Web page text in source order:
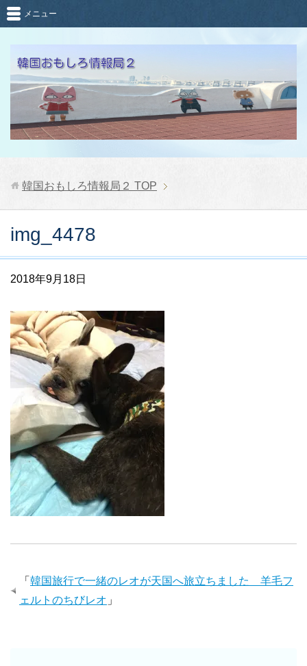
メニュー
韓国おもしろ情報局２ TOP
img_4478
2018年9月18日
「 韓国旅行で一緒のレオが天国へ旅立ちました 羊毛フ
ェルトのちびレオ 」